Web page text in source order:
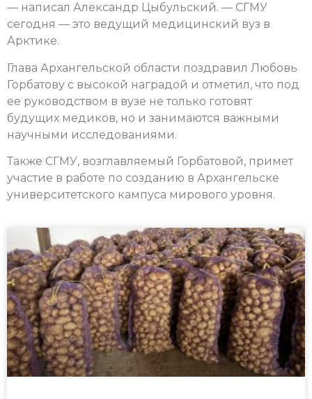
— написал Александр Цыбульский. — СГМУ
сегодня — это ведущий медицинский вуз в
Арктике.
Глава Архангельской области поздравил Любовь
Горбатову с высокой наградой и отметил, что под
ее руководством в вузе не только готовят
будущих медиков, но и занимаются важными
научными исследованиями.
Также СГМУ, возглавляемый Горбатовой, примет
участие в работе по созданию в Архангельске
университетского кампуса мирового уровня.